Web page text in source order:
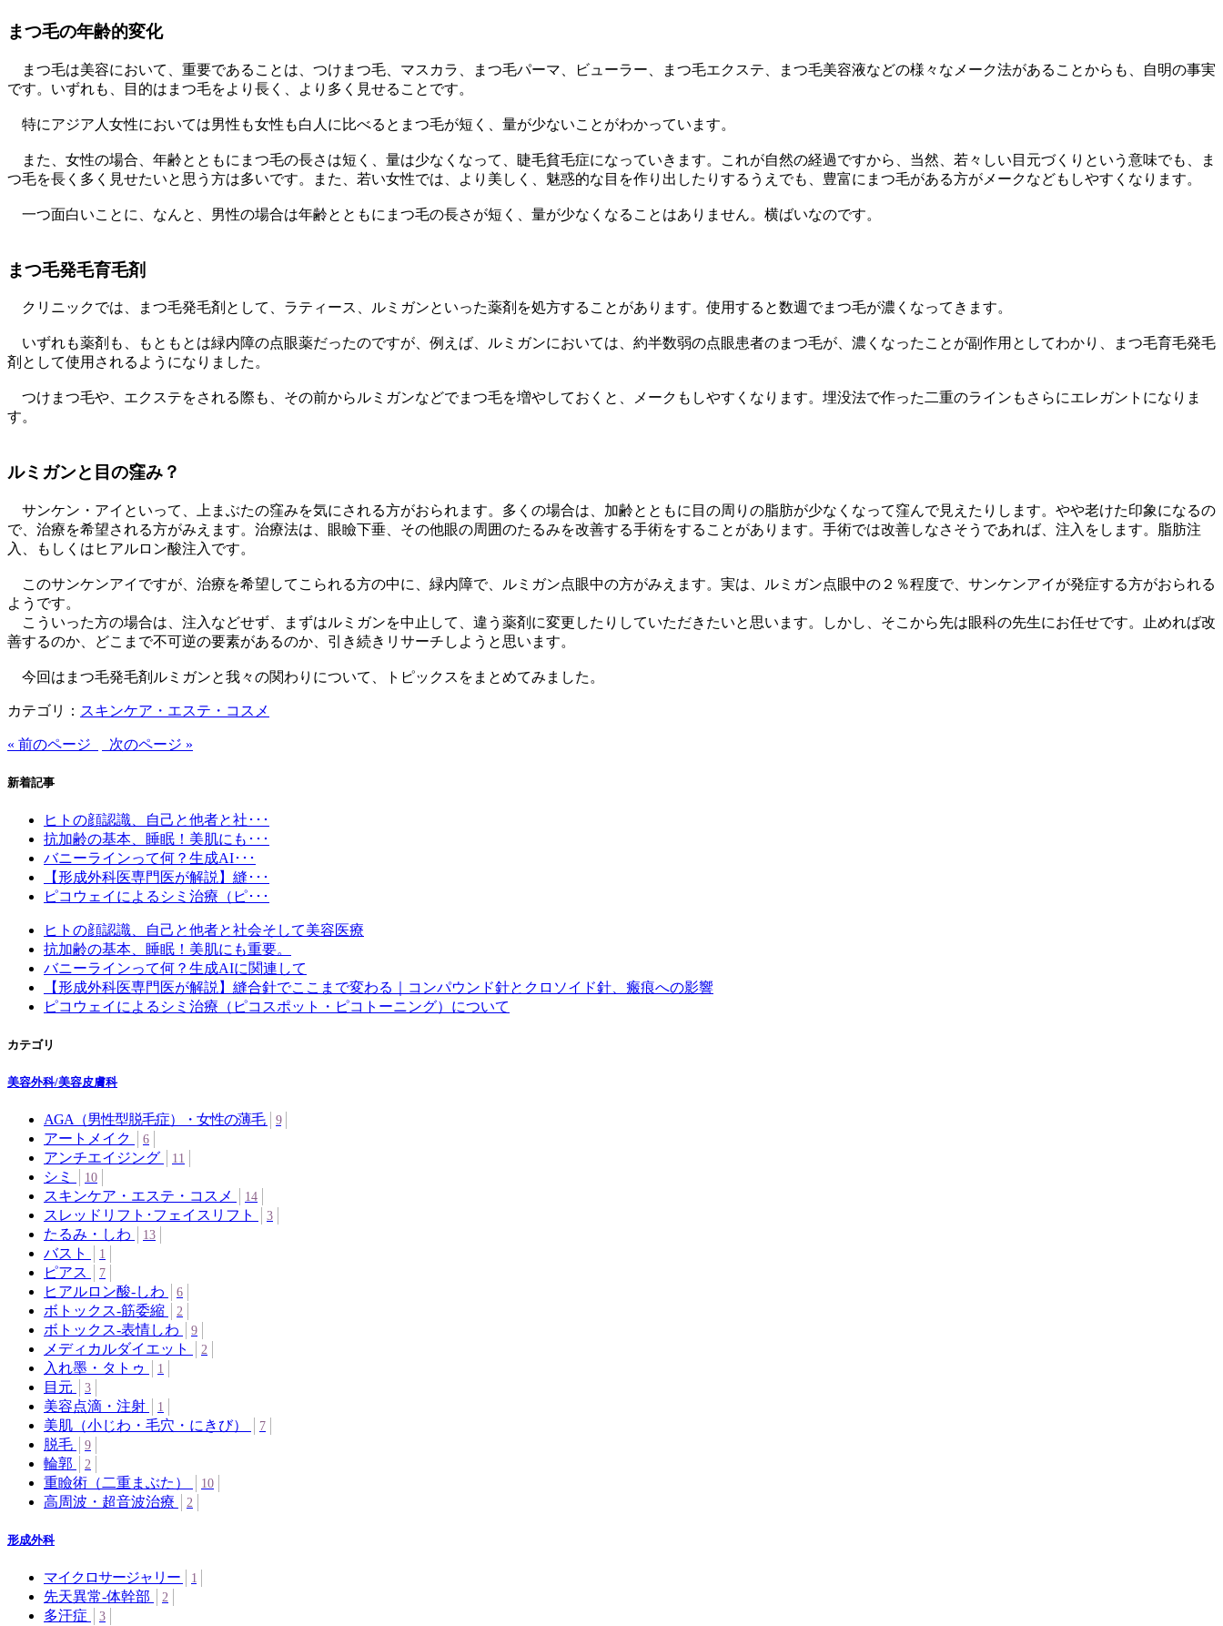
まつ毛の年齢的変化
まつ毛は美容において、重要であることは、つけまつ毛、マスカラ、まつ毛パーマ、ビューラー、まつ毛エクステ、まつ毛美容液などの様々なメーク法があることからも、自明の事実
です。いずれも、目的はまつ毛をより長く、より多く見せることです。
特にアジア人女性においては男性も女性も白人に比べるとまつ毛が短く、量が少ないことがわかっています。
また、女性の場合、年齢とともにまつ毛の長さは短く、量は少なくなって、睫毛貧毛症になっていきます。これが自然の経過ですから、当然、若々しい目元づくりという意味でも、ま
つ毛を長く多く見せたいと思う方は多いです。また、若い女性では、より美しく、魅惑的な目を作り出したりするうえでも、豊富にまつ毛がある方がメークなどもしやすくなります。
一つ面白いことに、なんと、男性の場合は年齢とともにまつ毛の長さが短く、量が少なくなることはありません。横ばいなのです。
まつ毛発毛育毛剤
クリニックでは、まつ毛発毛剤として、ラティース、ルミガンといった薬剤を処方することがあります。使用すると数週でまつ毛が濃くなってきます。
いずれも薬剤も、もともとは緑内障の点眼薬だったのですが、例えば、ルミガンにおいては、約半数弱の点眼患者のまつ毛が、濃くなったことが副作用としてわかり、まつ毛育毛発毛
剤として使用されるようになりました。
つけまつ毛や、エクステをされる際も、その前からルミガンなどでまつ毛を増やしておくと、メークもしやすくなります。埋没法で作った二重のラインもさらにエレガントになりま
す。
ルミガンと目の窪み？
サンケン・アイといって、上まぶたの窪みを気にされる方がおられます。多くの場合は、加齢とともに目の周りの脂肪が少なくなって窪んで見えたりします。やや老けた印象になるの
で、治療を希望される方がみえます。治療法は、眼瞼下垂、その他眼の周囲のたるみを改善する手術をすることがあります。手術では改善しなさそうであれば、注入をします。脂肪注
入、もしくはヒアルロン酸注入です。
このサンケンアイですが、治療を希望してこられる方の中に、緑内障で、ルミガン点眼中の方がみえます。実は、ルミガン点眼中の２％程度で、サンケンアイが発症する方がおられる
ようです。
こういった方の場合は、注入などせず、まずはルミガンを中止して、違う薬剤に変更したりしていただきたいと思います。しかし、そこから先は眼科の先生にお任せです。止めれば改
善するのか、どこまで不可逆の要素があるのか、引き続きリサーチしようと思います。
今回はまつ毛発毛剤ルミガンと我々の関わりについて、トピックスをまとめてみました。
カテゴリ： スキンケア・エステ・コスメ
« 前のページ 次のページ »
新着記事
ヒトの顔認識、自己と他者と社･･･
抗加齢の基本、睡眠！美肌にも･･･
バニーラインって何？生成AI･･･
【形成外科医専門医が解説】縫･･･
ピコウェイによるシミ治療（ピ･･･
ヒトの顔認識、自己と他者と社会そして美容医療
抗加齢の基本、睡眠！美肌にも重要。
バニーラインって何？生成AIに関連して
【形成外科医専門医が解説】縫合針でここまで変わる｜コンパウンド針とクロソイド針、瘢痕への影響
ピコウェイによるシミ治療（ピコスポット・ピコトーニング）について
カテゴリ
美容外科/美容皮膚科
AGA（男性型脱毛症）・女性の薄毛 9
アートメイク 6
アンチエイジング 11
シミ 10
スキンケア・エステ・コスメ 14
スレッドリフト･フェイスリフト 3
たるみ・しわ 13
バスト 1
ピアス 7
ヒアルロン酸-しわ 6
ボトックス‐筋委縮 2
ボトックス‐表情しわ 9
メディカルダイエット 2
入れ墨・タトゥ 1
目元 3
美容点滴・注射 1
美肌（小じわ・毛穴・にきび） 7
脱毛 9
輪郭 2
重瞼術（二重まぶた） 10
高周波・超音波治療 2
形成外科
マイクロサージャリー 1
先天異常-体幹部 2
多汗症 3